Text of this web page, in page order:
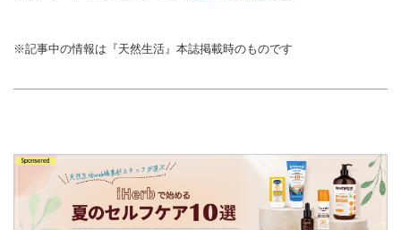
※記事中の情報は『天然生活』本誌掲載時のものです